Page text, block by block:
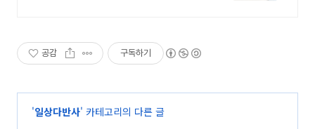
공감 구독하기
'일상다반사' 카테고리의 다른 글